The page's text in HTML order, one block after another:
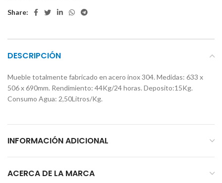
Share:
DESCRIPCIÓN
Mueble totalmente fabricado en acero inox 304. Medidas: 633 x
506 x 690mm. Rendimiento: 44Kg/24 horas. Deposito:15Kg.
Consumo Agua: 2,50Litros/Kg.
INFORMACIÓN ADICIONAL
ACERCA DE LA MARCA